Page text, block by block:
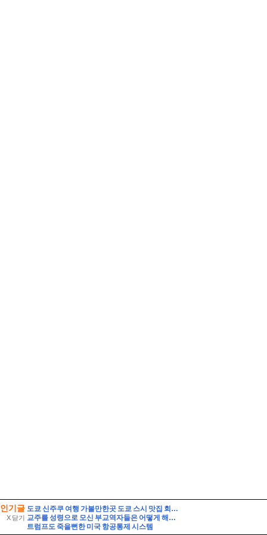
인기글
X 닫기
도쿄 신주쿠 여행 가볼만한곳 도쿄 스시 맛집 회전초밥 쿠라스시 예약
교주를 성령으로 모신 부교역자들은 어떻게 해야 되는가?
트럼프도 죽을뻔한 미국 항공통제 시스템